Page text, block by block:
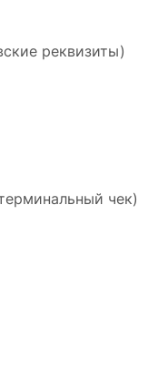
реквизиты)
чек)